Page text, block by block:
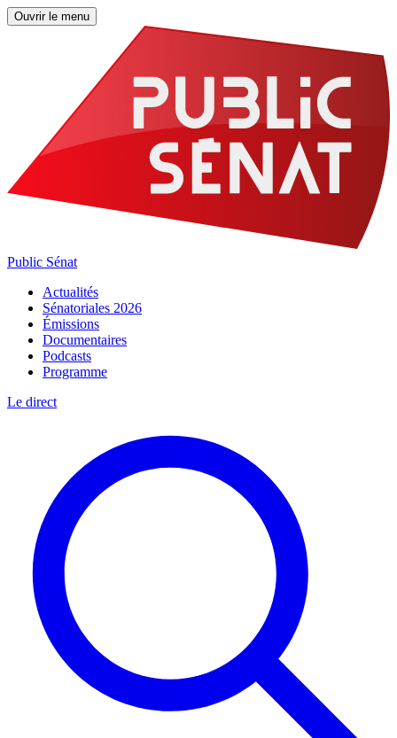
Ouvrir le menu
Public Sénat
Actualités
Sénatoriales 2026
Émissions
Documentaires
Podcasts
Programme
Le direct